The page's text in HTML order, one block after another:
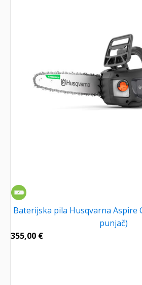
Baterijska pila Husqvarna Aspire
punjač)
355,00 €